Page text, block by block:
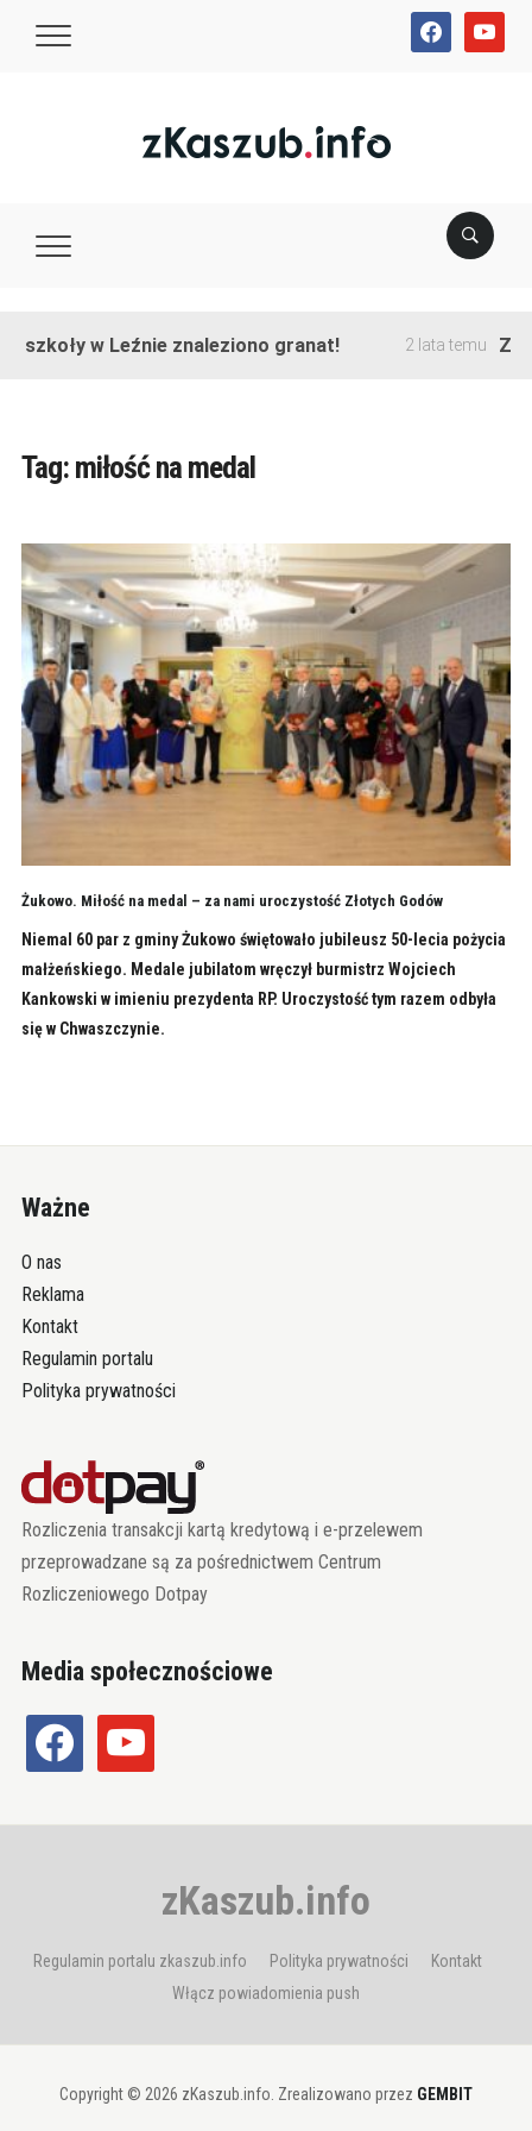
facebookyoutube
szkoły w Leźnie znaleziono granat! 2 lata temu
Tag: miłość na medal
Żukowo. Miłość na medal – za nami uroczystość Złotych Godów
Niemal 60 par z gminy Żukowo świętowało jubileusz 50-lecia pożycia
małżeńskiego. Medale jubilatom wręczył burmistrz Wojciech
Kankowski w imieniu prezydenta RP. Uroczystość tym razem odbyła
się w Chwaszczynie.
Ważne
O nas
Reklama
Kontakt
Regulamin portalu
Polityka prywatności
Rozliczenia transakcji kartą kredytową i e-przelewem
przeprowadzane są za pośrednictwem Centrum
Rozliczeniowego Dotpay
Media społecznościowe
facebook youtube
zKaszub.info
Regulamin portalu zkaszub.info Polityka prywatności
Kontakt
Włącz powiadomienia push
Copyright © 2026 zKaszub.info. Zrealizowano przez GEMBIT